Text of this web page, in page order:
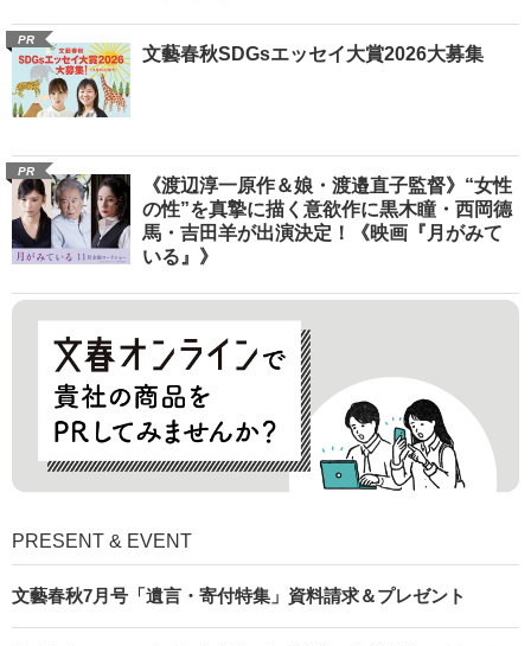
PR
文藝春秋SDGsエッセイ大賞2026大募集
PR
《渡辺淳一原作＆娘・渡邉直子監督》“女性
の性”を真摯に描く意欲作に黒木瞳・西岡德
馬・吉田羊が出演決定！《映画『月がみて
いる』》
PRESENT & EVENT
文藝春秋7月号「遺言・寄付特集」資料請求＆プレゼント